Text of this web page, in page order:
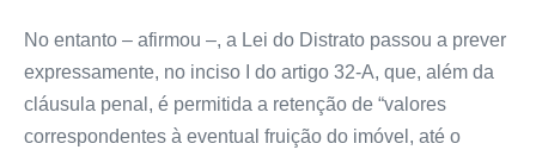
No entanto – afirmou –, a Lei do Distrato passou a prever
expressamente, no inciso I do artigo 32-A, que, além da
cláusula penal, é permitida a retenção de “valores
correspondentes à eventual fruição do imóvel, até o